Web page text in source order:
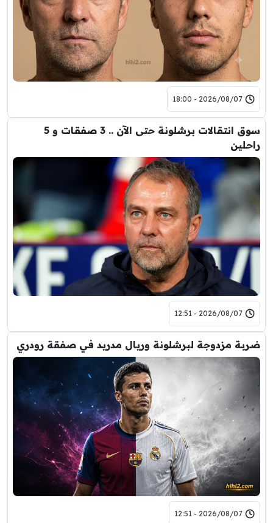
2026/08/07 - 18:00
سوق انتقالات برشلونة حتى الآن .. 3 صفقات و 5
راحلين
2026/08/07 - 12:51
ضربة مزدوجة لبرشلونة وريال مدريد في صفقة رودري
2026/08/07 - 12:51